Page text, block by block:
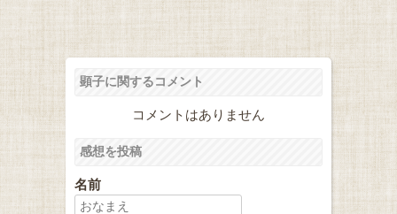
顕子に関するコメント
コメントはありません
感想を投稿
名前